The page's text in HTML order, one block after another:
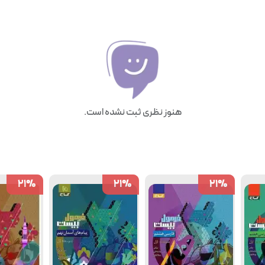
هنوز نظری ثبت نشده است.
21%
21%
21%
21%
21%
21%